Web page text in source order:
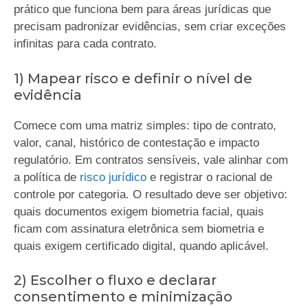
prático que funciona bem para áreas jurídicas que
precisam padronizar evidências, sem criar exceções
infinitas para cada contrato.
1) Mapear risco e definir o nível de
evidência
Comece com uma matriz simples: tipo de contrato,
valor, canal, histórico de contestação e impacto
regulatório. Em contratos sensíveis, vale alinhar com
a política de risco jurídico e registrar o racional de
controle por categoria. O resultado deve ser objetivo:
quais documentos exigem biometria facial, quais
ficam com assinatura eletrônica sem biometria e
quais exigem certificado digital, quando aplicável.
2) Escolher o fluxo e declarar
consentimento e minimização